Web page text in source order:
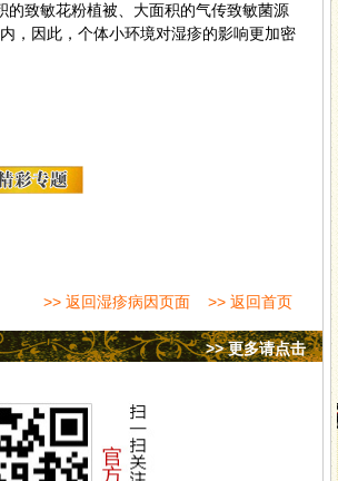
致敏花粉植被、大面积的气传致敏菌源
，因此，个体小环境对湿疹的影响更加密
>> 返回湿疹病因页面 >> 返回首页
>> 更多请点击